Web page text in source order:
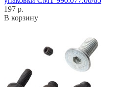
197 р.
В корзину